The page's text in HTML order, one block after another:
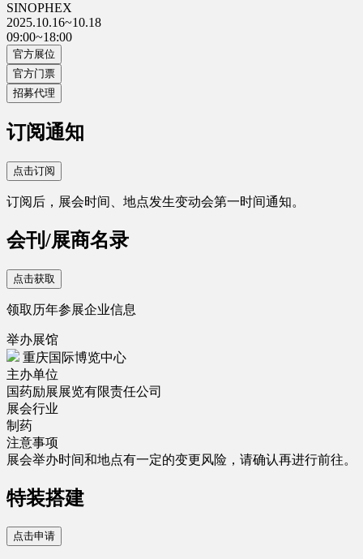
SINOPHEX
2025.10.16~10.18
09:00~18:00
官方展位
官方门票
招募代理
订阅通知
点击订阅
订阅后，展会时间、地点发生变动会第一时间通知。
会刊/展商名录
点击获取
领取历年参展企业信息
举办展馆
重庆国际博览中心
主办单位
国药励展展览有限责任公司
展会行业
制药
注意事项
展会举办时间和地点有一定的变更风险，请确认再进行前往。
特装搭建
点击申请